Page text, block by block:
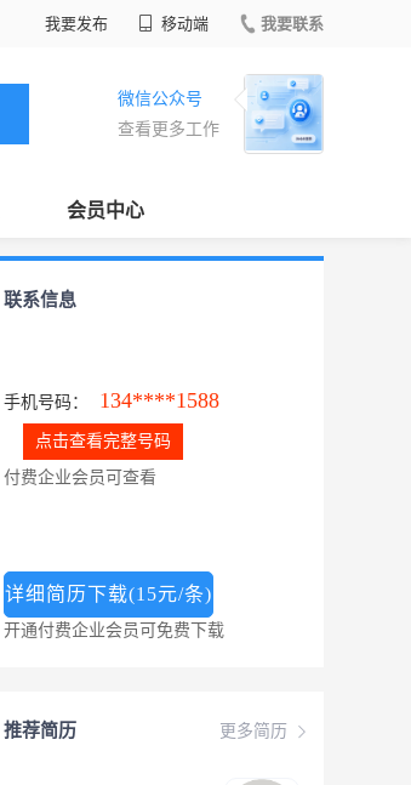
我要发布 移动端 我要联系
微信公众号
查看更多工作
会员中心
联系信息
手机号码： 134****1588
点击查看完整号码
付费企业会员可查看
详细简历下载(15元/条)
开通付费企业会员可免费下载
更多简历
推荐简历